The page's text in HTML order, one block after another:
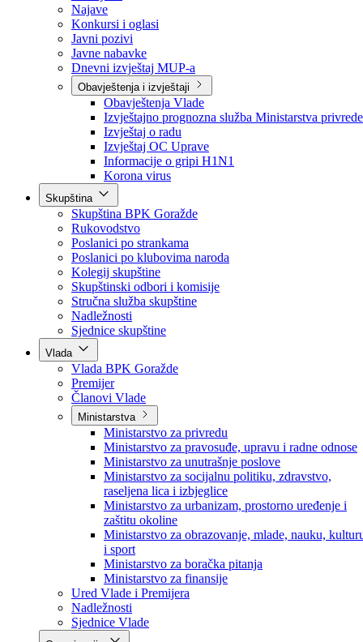
Aktuelno
Sve vijesti
Izdvojeno
Najave
Konkursi i oglasi
Javni pozivi
Javne nabavke
Dnevni izvještaj MUP-a
Obavještenja i izvještaji
Obavještenja Vlade
Izvještajno prognozna služba Ministarstva privrede
Izvještaj o radu
Izvještaj OC Uprave
Informacije o gripi H1N1
Korona virus
Skupština
Skupština BPK Goražde
Rukovodstvo
Poslanici po strankama
Poslanici po klubovima naroda
Kolegij skupštine
Skupštinski odbori i komisije
Stručna služba skupštine
Nadležnosti
Sjednice skupštine
Vlada
Vlada BPK Goražde
Premijer
Članovi Vlade
Ministarstva
Ministarstvo za privredu
Ministarstvo za pravosuđe, upravu i radne odnose
Ministarstvo za unutrašnje poslove
Ministarstvo za socijalnu politiku, zdravstvo,
raseljena lica i izbjeglice
Ministarstvo za urbanizam, prostorno uređenje i
zaštitu okoline
Ministarstvo za obrazovanje, mlade, nauku,
i sport
Ministarstvo za boračka pitanja
Ministarstvo za finansije
Ured Vlade i Premijera